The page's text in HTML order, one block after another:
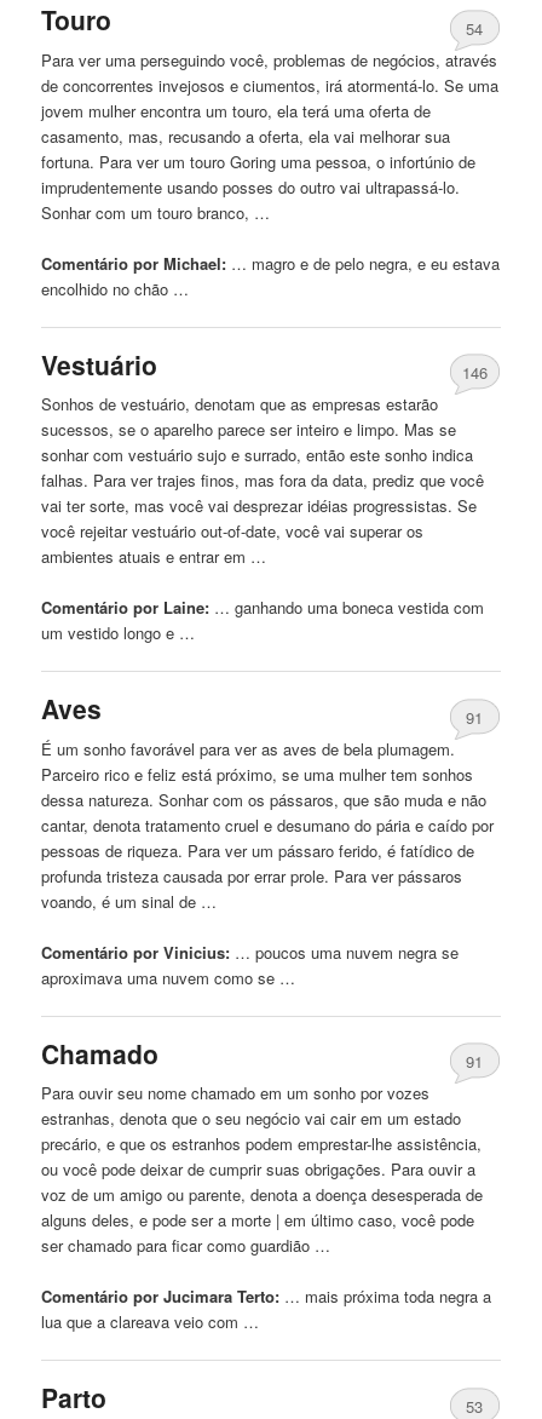
Touro
54
Para ver uma perseguindo você, problemas de negócios, através
de concorrentes invejosos e ciumentos, irá atormentá-lo. Se uma
jovem mulher encontra um touro, ela terá uma oferta de
casamento, mas, recusando a oferta, ela vai melhorar sua
fortuna. Para ver um touro Goring uma pessoa, o infortúnio de
imprudentemente usando posses do outro vai ultrapassá-lo.
Sonhar com um touro branco, …
Comentário por Michael: … magro e de pelo negra, e eu estava
encolhido no chão …
Vestuário
146
Sonhos de vestuário, denotam que as empresas estarão
sucessos, se o aparelho parece ser inteiro e limpo. Mas se
sonhar com vestuário sujo e surrado, então este sonho indica
falhas. Para ver trajes finos, mas fora da data, prediz que você
vai ter sorte, mas você vai desprezar idéias progressistas. Se
você rejeitar vestuário out-of-date, você vai superar os
ambientes atuais e entrar em …
Comentário por Laine: … ganhando umaboneca vestida com
um vestido longo e …
Aves
91
É um sonho favorável para ver as aves de bela plumagem.
Parceiro rico e feliz está próximo, se uma mulher tem sonhos
dessa natureza. Sonhar com os pássaros, que são muda e não
cantar, denota tratamento cruel e desumano do pária e caído por
pessoas de riqueza. Para ver um pássaro ferido, é fatídico de
profunda tristeza causada por errar prole. Para ver pássaros
voando, é um sinal de …
Comentário por Vinicius: … poucos uma nuvem negra se
aproximava uma nuvem como se …
Chamado
91
Para ouvir seu nome chamado em um sonho por vozes
estranhas, denota que o seu negócio vai cair em um estado
precário, e que os estranhos podem emprestar-lhe assistência,
ou você pode deixar de cumprir suas obrigações. Para ouvir a
voz de um amigo ou parente, denota a doença desesperada de
alguns deles, e pode ser a morte | em último caso, você pode
ser chamado para ficar como guardião …
Comentário por Jucimara Terto: … mais próxima toda negra a
lua que a clareava veio com …
Parto
53